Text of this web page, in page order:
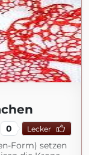
0 Lecker
Form) setzen